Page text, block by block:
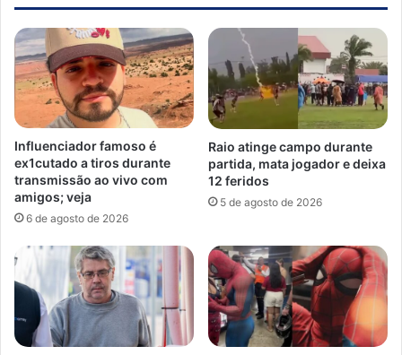
Influenciador famoso é
ex1cutado a tiros durante
transmissão ao vivo com
amigos; veja
6 de agosto de 2026
Raio atinge campo durante
partida, mata jogador e deixa
12 feridos
5 de agosto de 2026